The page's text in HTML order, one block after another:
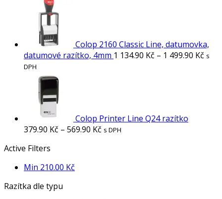
Colop 2160 Classic Line, datumovka,
datumové razítko, 4mm 1 134.90 Kč – 1 499.90 Kč s
DPH
Colop Printer Line Q24 razítko
379.90 Kč – 569.90 Kč s DPH
Active Filters
Min 210.00 Kč
Razítka dle typu